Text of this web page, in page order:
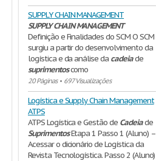
SUPPLY CHAIN MANAGEMENT
SUPPLYCHAINMANAGEMENT
Definição e Finalidades do SCM O SCM
surgiu a partir do desenvolvimento da
logística e da análise da cadeiade
suprimentoscomo
20 Páginas• 697 Visualizações
Logística e Supply Chain Management
ATPS
ATPS Logística e Gestão de Cadeiade
SuprimentosEtapa 1 Passo 1 (Aluno) –
Acessar o dicionário de Logística da
Revista Tecnologística. Passo 2 (Aluno)